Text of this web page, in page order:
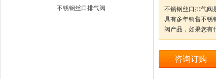
不锈钢丝口排气阀
具有多年销售不锈
阀产品，如果您有
咨询订购